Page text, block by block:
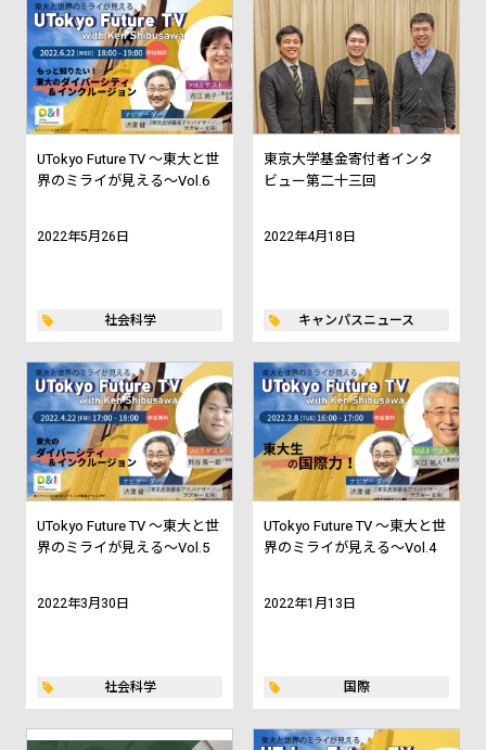
UTokyo Future TV ～東大と世
界のミライが見える～Vol.6
2022年5月26日
社会科学
東京大学基金寄付者インタ
ビュー第二十三回
2022年4月18日
キャンパスニュース
UTokyo Future TV ～東大と世
界のミライが見える～Vol.5
2022年3月30日
社会科学
UTokyo Future TV ～東大と世
界のミライが見える～Vol.4
2022年1月13日
国際